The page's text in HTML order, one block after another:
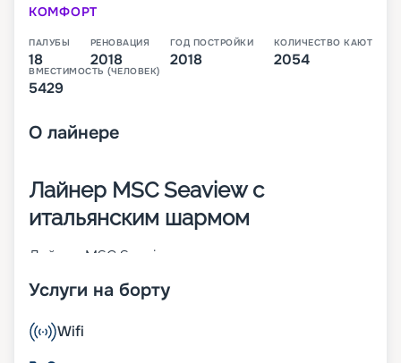
КОМФОРТ
ПАЛУБЫ
18
РЕНОВАЦИЯ
2018
ГОД ПОСТРОЙКИ
2018
КОЛИЧЕСТВО КАЮТ
2054
ВМЕСТИМОСТЬ (ЧЕЛОВЕК)
5429
О лайнере
Лайнер MSC Seaview с
итальянским шармом
Лайнер MSC Seaview – это второе судно класса
крупнейшим итальянским судостроителем
по величине круизным кораблем в мире. На 18-
палубном лайнере находится 2 054 каюты разных
Услуги на борту
Wifi